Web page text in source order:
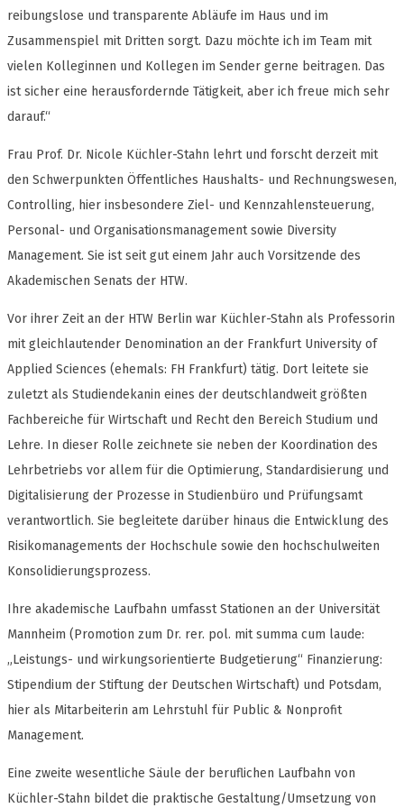
reibungslose und transparente Abläufe im Haus und im
Zusammenspiel mit Dritten sorgt. Dazu möchte ich im Team mit
vielen Kolleginnen und Kollegen im Sender gerne beitragen. Das
ist sicher eine herausfordernde Tätigkeit, aber ich freue mich sehr
darauf.“
Frau Prof. Dr. Nicole Küchler-Stahn lehrt und forscht derzeit mit
den Schwerpunkten Öffentliches Haushalts- und Rechnungswesen,
Controlling, hier insbesondere Ziel- und Kennzahlensteuerung,
Personal- und Organisationsmanagement sowie Diversity
Management. Sie ist seit gut einem Jahr auch Vorsitzende des
Akademischen Senats der HTW.
Vor ihrer Zeit an der HTW Berlin war Küchler-Stahn als Professorin
mit gleichlautender Denomination an der Frankfurt University of
Applied Sciences (ehemals: FH Frankfurt) tätig. Dort leitete sie
zuletzt als Studiendekanin eines der deutschlandweit größten
Fachbereiche für Wirtschaft und Recht den Bereich Studium und
Lehre. In dieser Rolle zeichnete sie neben der Koordination des
Lehrbetriebs vor allem für die Optimierung, Standardisierung und
Digitalisierung der Prozesse in Studienbüro und Prüfungsamt
verantwortlich. Sie begleitete darüber hinaus die Entwicklung des
Risikomanagements der Hochschule sowie den hochschulweiten
Konsolidierungsprozess.
Ihre akademische Laufbahn umfasst Stationen an der Universität
Mannheim (Promotion zum Dr. rer. pol. mit summa cum laude:
„Leistungs- und wirkungsorientierte Budgetierung“ Finanzierung:
Stipendium der Stiftung der Deutschen Wirtschaft) und Potsdam,
hier als Mitarbeiterin am Lehrstuhl für Public & Nonprofit
Management.
Eine zweite wesentliche Säule der beruflichen Laufbahn von
Küchler-Stahn bildet die praktische Gestaltung/Umsetzung von